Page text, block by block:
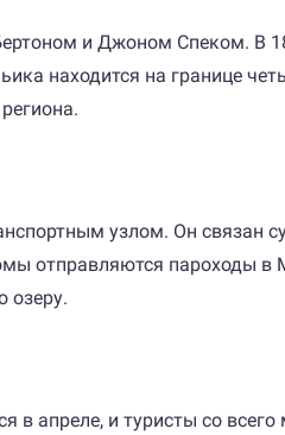
и Джоном Спеком. В
находится на границе
узлом. Он связан
отправляются пароходы в
озеру.
в апреле, и туристы со